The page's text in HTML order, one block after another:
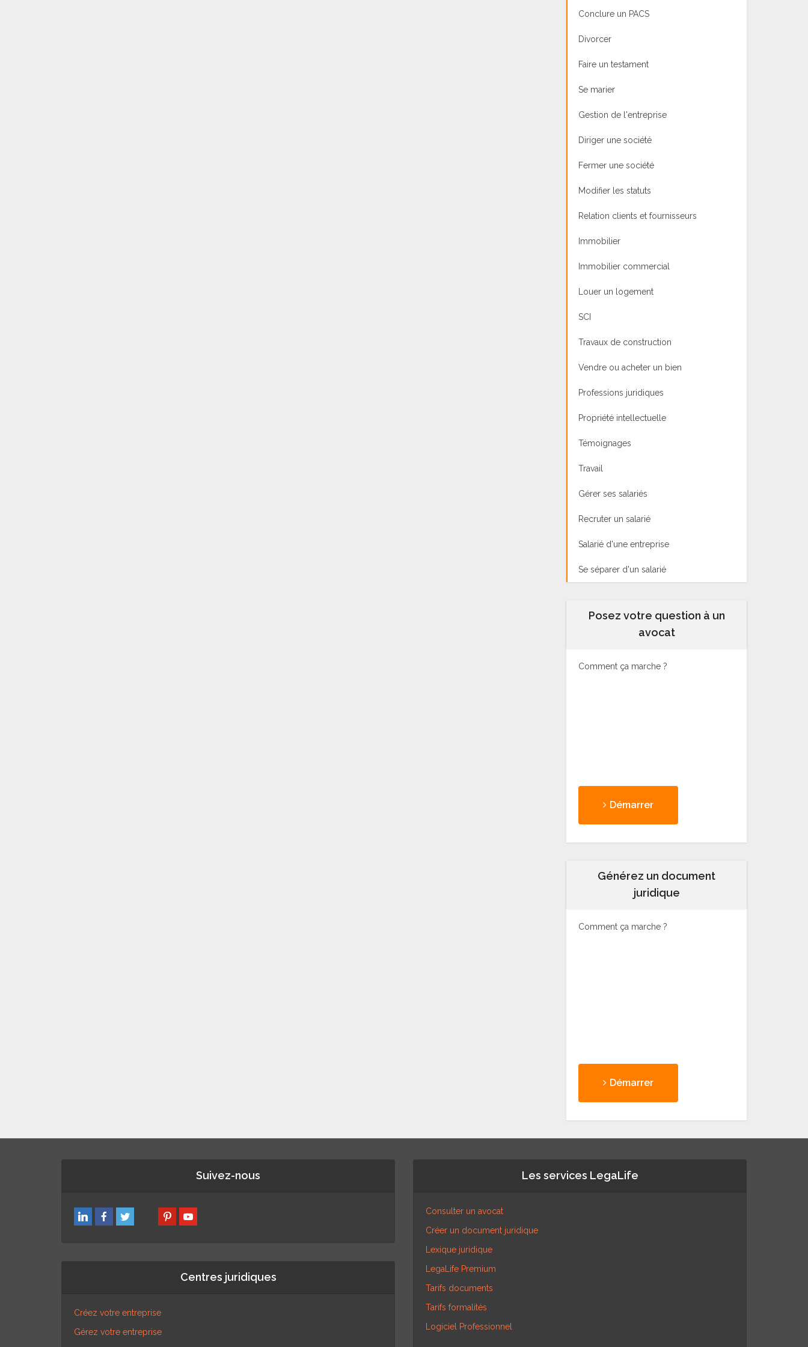
Conclure un PACS
Divorcer
Faire un testament
Se marier
Gestion de l'entreprise
Diriger une société
Fermer une société
Modifier les statuts
Relation clients et fournisseurs
Immobilier
Immobilier commercial
Louer un logement
SCI
Travaux de construction
Vendre ou acheter un bien
Professions juridiques
Propriété intellectuelle
Témoignages
Travail
Gérer ses salariés
Recruter un salarié
Salarié d'une entreprise
Se séparer d'un salarié
Posez votre question à un
avocat
Comment ça marche ?
Démarrer
Générez un document
juridique
Comment ça marche ?
Démarrer
Suivez-nous
Centres juridiques
Créez votre entreprise
Gérez votre entreprise
Les services LegaLife
Consulter un avocat
Créer un document juridique
Lexique juridique
LegaLife Premium
Tarifs documents
Tarifs formalités
Logiciel Professionnel